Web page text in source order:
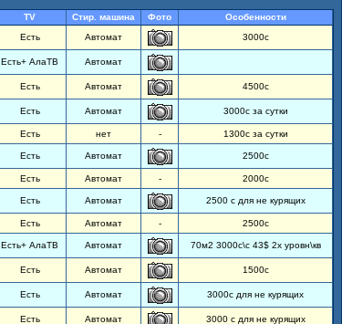
TV Стир. машина Фото
Особенности
Есть Автомат 3000с
Есть+ АлаТВ Автомат
Есть Автомат 4500с
Есть Автомат 3000с за сутки
Есть нет - 1300с за сутки
Есть Автомат 2500с
Есть Автомат - 2000с
Есть Автомат 2500 с для не курящих
Есть Автомат - 2500с
Есть+ АлаТВ Автомат 70м2 3000с\с 43$ 2х уровн\кв
Есть Автомат 1500с
Есть Автомат 3000с для не курящих
Есть Автомат 3000 с для не курящих